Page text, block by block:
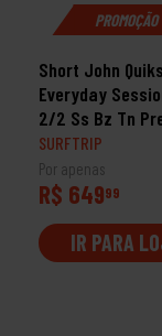
PROMOÇÃO
Short John
Everyday
2/2 Ss Bz Tn
SURFTRIP
Por apenas
R$ 64999
IR PARA